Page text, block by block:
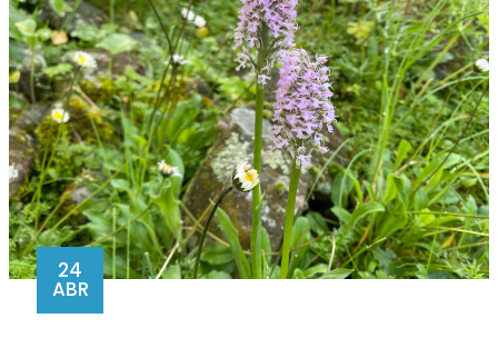
24
ABR